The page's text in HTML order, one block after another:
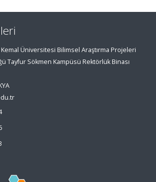
Üniversitesi Bilimsel Araştırma Projeleri
Tayfur Sökmen Kampüsü Rektörlük Binası